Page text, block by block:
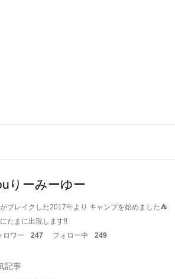
りーみーゆー
ブレイクした2017年より キャンプを始めました⛺️
たまに出現します‼️
ロワー 247 フォロー中 249
記事